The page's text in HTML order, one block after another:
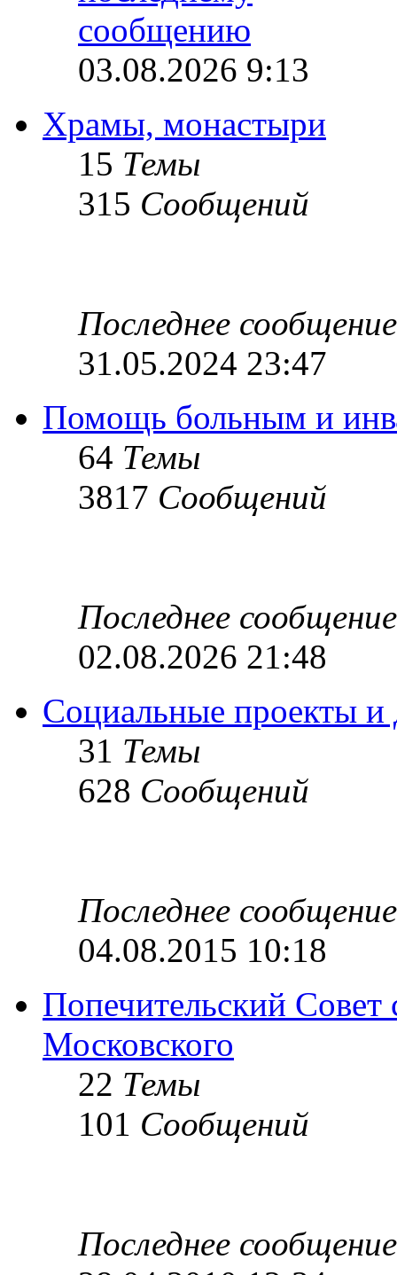
03.08.2026 9:13
Храмы, монастыри
15 Темы
315 Сообщений
Последнее сообщение
31.05.2024 23:47
Помощь больным и
64 Темы
3817 Сообщений
Последнее сообщение
02.08.2026 21:48
Социальные проекты и
31 Темы
628 Сообщений
Последнее сообщение
04.08.2015 10:18
Попечительский Совет
Московского
22 Темы
101 Сообщений
Последнее сообщение